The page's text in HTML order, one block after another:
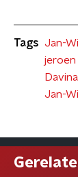
Tags Jan-
jeroen
Jan-